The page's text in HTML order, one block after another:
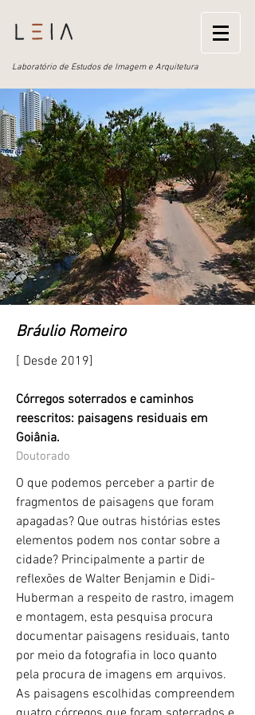
Laboratório de Estudos de Imagem e Arquitetura
Bráulio Romeiro
[ Desde 2019]
Córregos soterrados e caminhos
reescritos: paisagens residuais em
Goiânia.
Doutorado
O que podemos perceber a partir de
fragmentos de paisagens que foram
apagadas? Que outras histórias estes
elementos podem nos contar sobre a
cidade? Principalmente a partir de
reflexões de Walter Benjamin e Didi-
Huberman a respeito de rastro, imagem
e montagem, esta pesquisa procura
documentar paisagens residuais, tanto
por meio da fotografia in loco quanto
pela procura de imagens em arquivos.
As paisagens escolhidas compreendem